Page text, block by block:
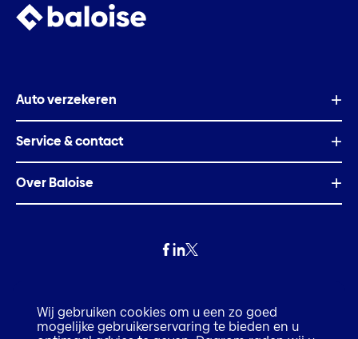
Wij gebruiken cookies om u een zo goed
mogelijke gebruikerservaring te bieden en u
Auto verzekeren
Service & contact
Over Baloise